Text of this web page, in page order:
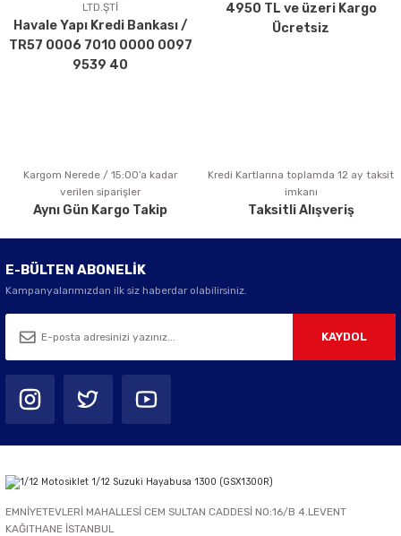
Ürün bilgilerinde hatalar bulunuyor.
Ürün fiyatı diğer sitelerden daha pahalı.
Bu ürüne benzer farklı alternatifler olmalı.
Gönder
LTD.ŞTİ
Havale Yapı Kredi Bankası /
TR57 0006 7010 0000 0097
9539 40
4950 TL ve üzeri Kargo
Ücretsiz
Kargom Nerede / 15:00’a kadar
verilen siparişler
Aynı Gün Kargo Takip
Kredi Kartlarına toplamda 12 ay taksit
imkanı
Taksitli Alışveriş
E-BÜLTEN ABONELİK
Kampanyalarımızdan ilk siz haberdar olabilirsiniz.
KAYDOL
EMNİYETEVLERİ MAHALLESİ CEM SULTAN CADDESİ NO:16/B 4.LEVENT
KAĞITHANE İSTANBUL